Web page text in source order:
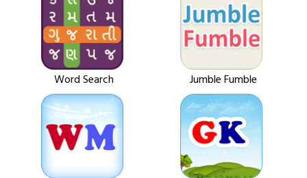
Word Search Jumble Fumble